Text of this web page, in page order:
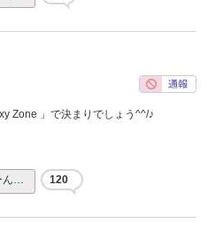
Zone 」で決まりでしょう^^/♪
ん… 120